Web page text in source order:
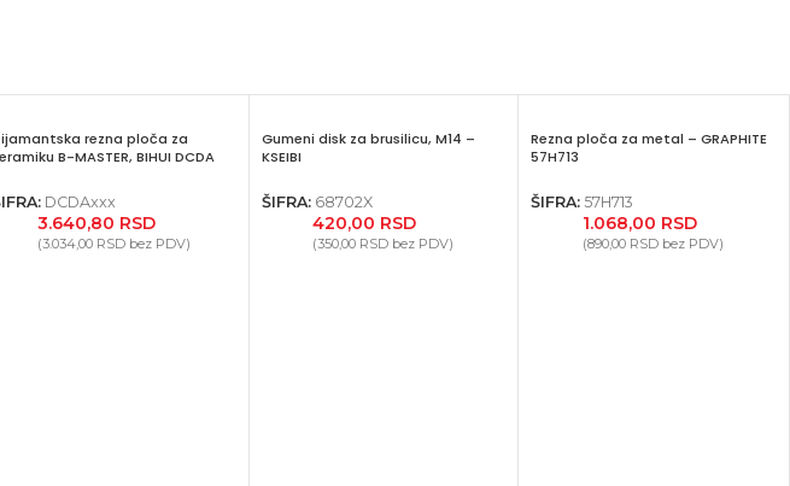
rezna ploča za
B-MASTER, BIHUI DCDA
DCDAxxx
3.640,80 RSD
(3.034,00 RSDbez PDV)
Gumeni disk za brusilicu, M14 –
KSEIBI
ŠIFRA: 68702X
420,00 RSD
(350,00 RSD bez PDV)
Rezna ploča za metal – GRAPHITE
57H713
ŠIFRA:57H713
1.068,00 RSD
(890,00 RSD bez PDV)